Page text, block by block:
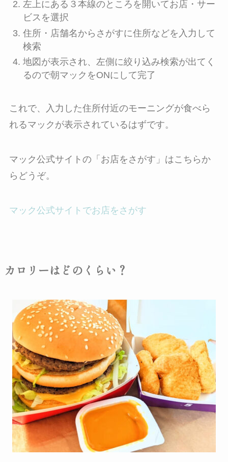
左上にある３本線のところを開いてお店・サー
ビスを選択
住所・店舗名からさがすに住所などを入力して
検索
地図が表示され、左側に絞り込み検索が出てく
るので朝マックをONにして完了
これで、入力した住所付近のモーニングが食べら
れるマックが表示されているはずです。
マック公式サイトの「お店をさがす」はこちらか
らどうぞ。
マック公式サイトでお店をさがす
カロリーはどのくらい？